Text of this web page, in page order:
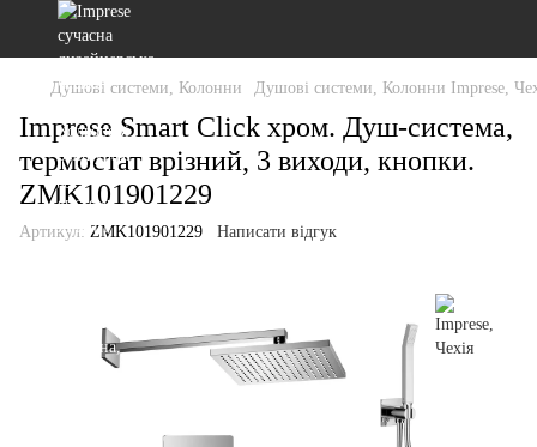
Душові системи, Колонни Душові системи, Колонни Imprese,
Imprese Smart Click хром. Душ-система,
термостат врізний, 3 виходи, кнопки.
ZMK101901229
Артикул: ZMK101901229 Написати відгук